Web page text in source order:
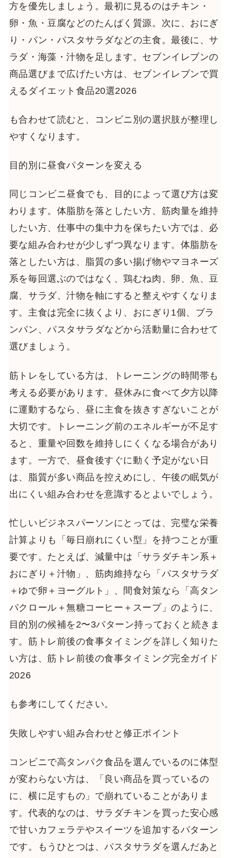
方を優先しましょう。最初に見るのはチキン・
卵・魚・豆腐などのたんぱく質源。次に、おにぎ
り・パン・パスタサラダなどの主食。最後に、サ
ラダ・海藻・汁物を足します。セブンイレブンの
商品選びまで広げたい方は、セブンイレブンで買
えるダイエット食品20選2026
も合わせて読むと、コンビニ別の選択肢が整理し
やすくなります。
目的別に昼食パターンを変える
同じコンビニ昼食でも、目的によって選び方は変
わります。体脂肪を落としたい方、筋肉量を維持
したい方、仕事中の集中力を保ちたい方では、必
要な組み合わせが少しずつ異なります。体脂肪を
落としたい方は、脂質の多い揚げ物やマヨネーズ
系を毎回選ぶのではなく、鶏むね肉、卵、魚、豆
腐、サラダ、汁物を軸にすると整えやすくなりま
す。主食は完全に抜くより、おにぎり1個、ブラ
ンパン、パスタサラダなどから活動量に合わせて
選びましょう。
筋トレをしている方は、トレーニングの時間帯も
考える必要があります。昼休みに食べて夕方以降
に運動するなら、昼に主食を抜きすぎないことが
大切です。トレーニング前のエネルギーが不足す
ると、重量や回数を維持しにくくなる場合があり
ます。一方で、昼食後すぐに動く予定がない日
は、脂質が多い商品を控えめにし、午後の眠気が
出にくい組み合わせを意識するとよいでしょう。
忙しいビジネスパーソンにとっては、完璧な栄養
計算よりも「毎日崩れにくい型」を持つことが重
要です。たとえば、減量中は「サラダチキン系＋
おにぎり＋汁物」、筋肉維持なら「パスタサラダ
＋ゆで卵＋ヨーグルト」、間食対策なら「高タン
パクロール＋無糖コーヒー＋スープ」のように、
目的別の候補を2〜3パターン持っておくと続きま
す。筋トレ前後の食事タイミングを詳しく知りた
い方は、筋トレ前後の食事タイミング完全ガイド
2026
も参考にしてください。
失敗しやすい組み合わせと修正ポイント
コンビニで高タンパク食品を選んでいるのに体型
が変わらない方は、「良い商品を買っているの
に、横に足すもの」で崩れていることがありま
す。代表的なのは、サラダチキンを買った安心感
で甘いカフェラテやスイーツを追加するパターン
です。もうひとつは、パスタサラダを選んだあと